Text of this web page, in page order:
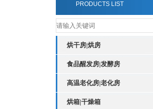
PRODUCTS LIST
烘干房|烘房
食品醒发房|发酵房
高温老化房|老化房
烘箱|干燥箱